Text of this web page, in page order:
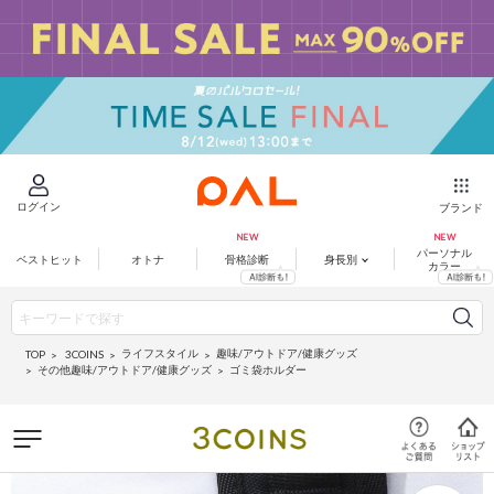
ログイン ブランド
ベストヒット オトナ 骨格診断 身長別
パーソナル
カラー
TOP 3COINS ライフスタイル
趣味/アウトドア/健康グッズ
その他趣味/アウトドア/健康グッズ
ゴミ袋ホルダー